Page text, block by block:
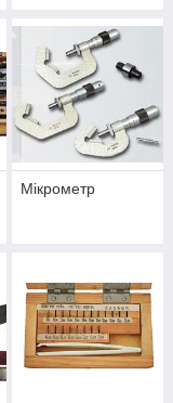
Мікрометр